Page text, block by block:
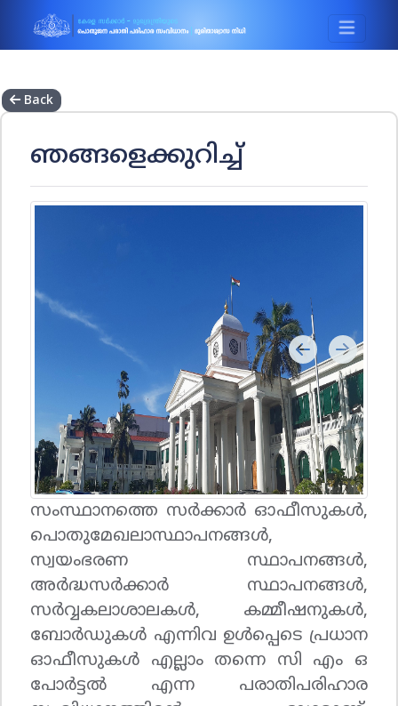
Back
ഞങ്ങളെക്കുറിച്ച്
Previous
Next
സംസ്ഥാനത്തെ സര്‍ക്കാര്‍ ഓഫീസുകള്‍,
പൊതുമേഖലാസ്ഥാപനങ്ങള്‍,
സ്വയംഭരണ സ്ഥാപനങ്ങള്‍,
അര്‍ദ്ധസര്‍ക്കാര്‍ സ്ഥാപനങ്ങള്‍,
സര്‍വ്വകലാശാലകള്‍, കമ്മീഷനുകള്‍,
ബോര്‍ഡുകള്‍ എന്നിവ ഉള്‍പ്പെടെ പ്രധാന
ഓഫീസുകള്‍ എല്ലാം തന്നെ സി എം ഒ
പോര്‍ട്ടല്‍ എന്ന പരാതിപരിഹാര